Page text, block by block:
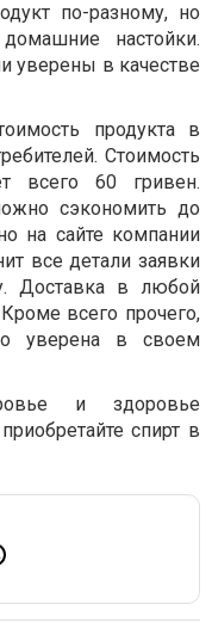
по-разному, но
настойки.
уверены в качестве
продукта в
Стоимость
всего 60 гривен.
сэкономить до
на сайте компании
все детали заявки
Доставка в любой
всего прочего,
уверена в своем
и здоровье
спирт в